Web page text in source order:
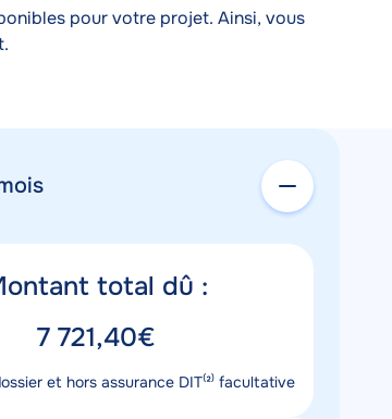
pour votre projet. Ainsi, vous
total dû :
7 721,40€
et hors assurance DIT⁽²⁾ facultative